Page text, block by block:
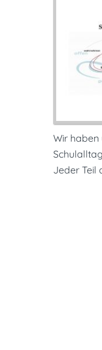
Wir haben
Jeder Teil